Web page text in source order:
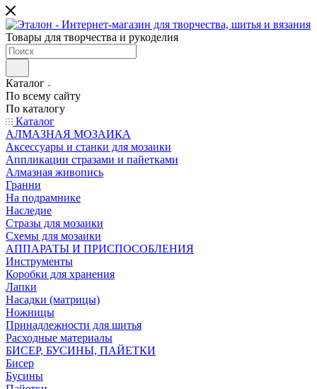
Товары для творчества и рукоделия
Каталог
По всему сайту
По каталогу
Каталог
АЛМАЗНАЯ МОЗАИКА
Аксессуары и станки для мозаики
Аппликации стразами и пайетками
Алмазная живопись
Гранни
На подрамнике
Наследие
Стразы для мозаики
Схемы для мозаики
АППАРАТЫ И ПРИСПОСОБЛЕНИЯ
Инструменты
Коробки для хранения
Лапки
Насадки (матрицы)
Ножницы
Принадлежности для шитья
Расходные материалы
БИСЕР, БУСИНЫ, ПАЙЕТКИ
Бисер
Бусины